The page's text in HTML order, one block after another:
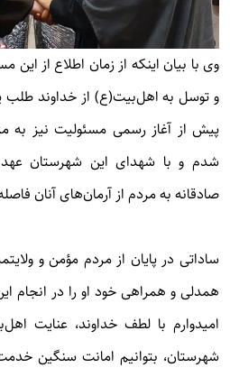
وی با بیان اینکه از زمان اطلاع از این
و توسل به اهل‌بیت(ع) از خداوند طلب
پیش از آغاز رسمی مسئولیت نیز به
شدم و با شهدای این شهرستان
صادقانه به مردم از آرمان‌های آنان
ساداتی در پایان از مردم مؤمن و
همدلی و همراهی خود او را در انجام
امیدوارم با لطف خداوند، عنایت
شهرستان، بتوانیم امانت سنگین